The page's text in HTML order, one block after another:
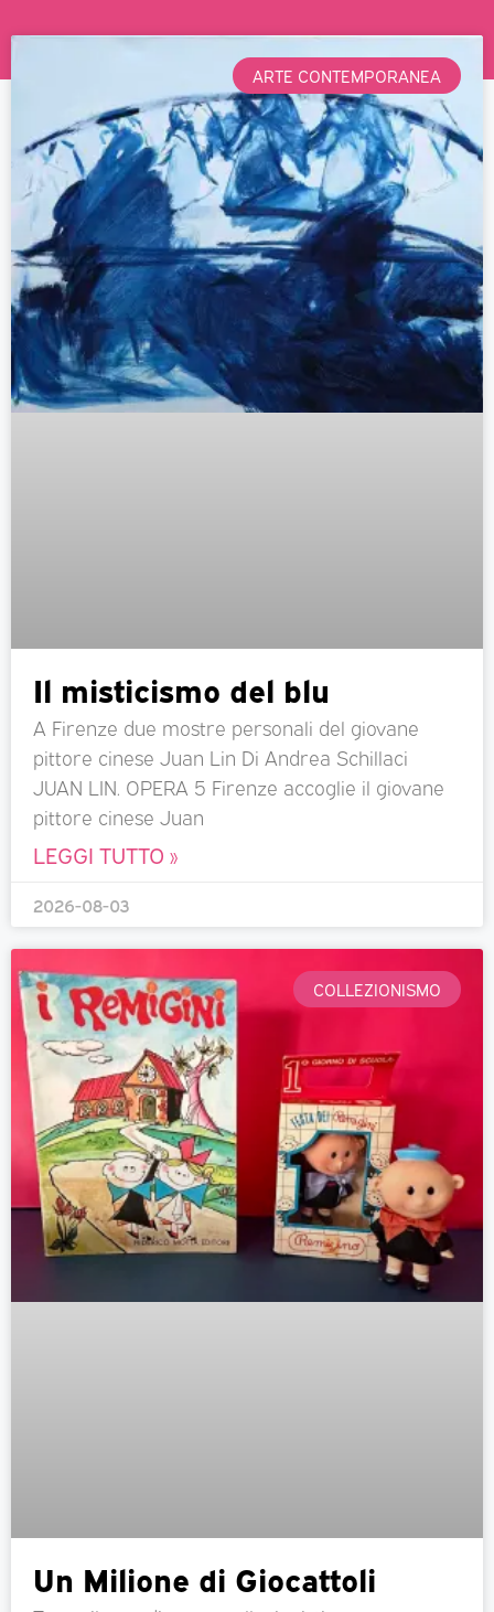
ARTE CONTEMPORANEA
Il misticismo del blu
A Firenze due mostre personali del giovane
pittore cinese Juan Lin Di Andrea Schillaci
JUAN LIN. OPERA 5 Firenze accoglie il giovane
pittore cinese Juan
LEGGI TUTTO »
2026-08-03
COLLEZIONISMO
Un Milione di Giocattoli